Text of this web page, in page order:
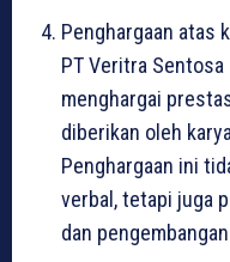
Penghargaan atas
PT Veritra
menghargai
diberikan oleh
Penghargaan ini
verbal, tetapi juga
dan